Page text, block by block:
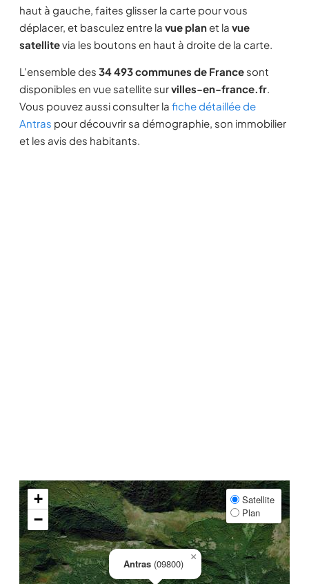
haut à gauche, faites glisser la carte pour vous
déplacer, et basculez entre la vue planet la vue
satellitevia les boutons en haut à droite de la carte.
L'ensemble des 34 493 communes de France sont
disponibles en vue satellite survilles-en-france.fr.
Vous pouvez aussi consulter la fiche détaillée de
Antras pour découvrir sa démographie, son immobilier
et les avis des habitants.
Antras (09800)
×
+
−
Satellite
Plan